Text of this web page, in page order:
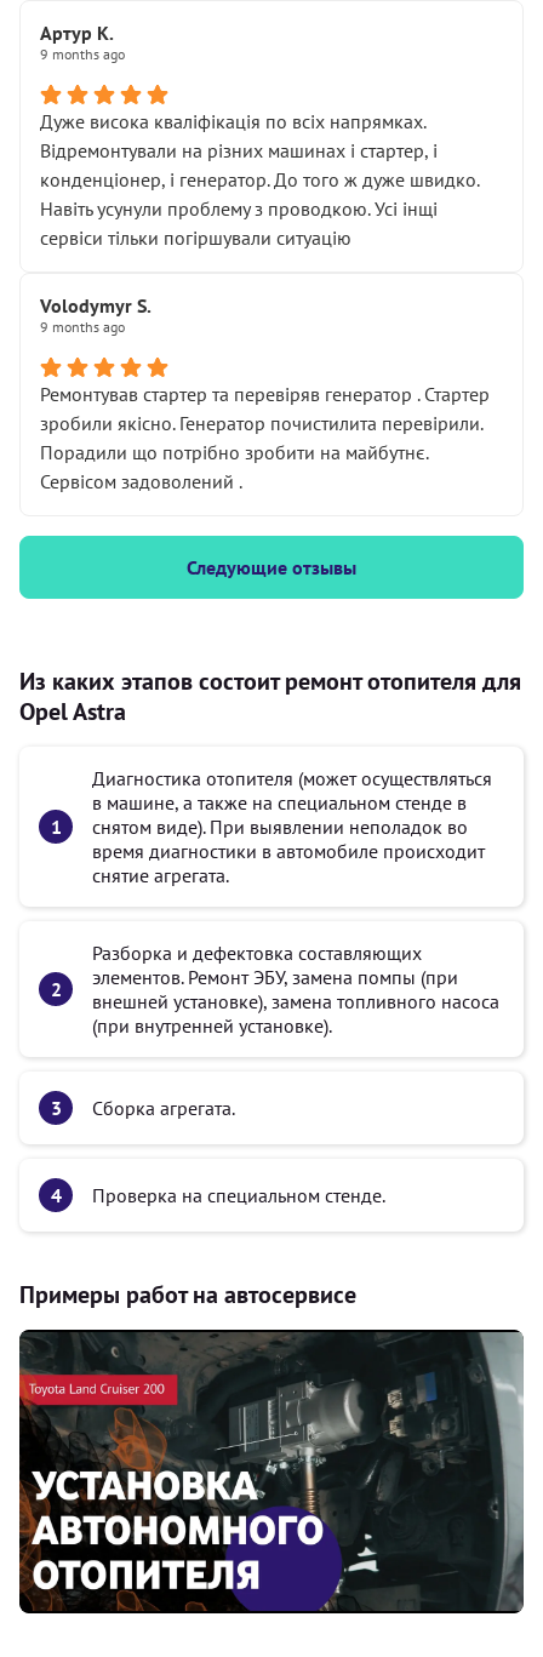
Артур К.
9 months ago
Дуже висока кваліфікація по всіх напрямках.
Відремонтували на різних машинах і стартер, і
конденціонер, і генератор. До того ж дуже швидко.
Навіть усунули проблему з проводкою. Усі інщі
сервіси тільки погіршували ситуацію
Volodymyr S.
9 months ago
Ремонтував стартер та перевіряв генератор . Стартер
зробили якісно. Генератор почистилита перевірили.
Порадили що потрібно зробити на майбутнє.
Сервісом задоволений .
Следующие отзывы
Из каких этапов состоит ремонт отопителя для
Opel Astra
Диагностика отопителя (может осуществляться
в машине, а также на специальном стенде в
снятом виде). При выявлении неполадок во
время диагностики в автомобиле происходит
снятие агрегата.
Разборка и дефектовка составляющих
элементов. Ремонт ЭБУ, замена помпы (при
внешней установке), замена топливного насоса
(при внутренней установке).
Сборка агрегата.
Проверка на специальном стенде.
Примеры работ на автосервисе